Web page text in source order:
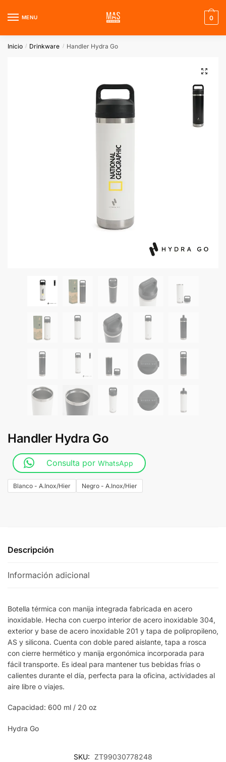
MENU 0
Inicio / Drinkware / Handler Hydra Go
🔍
Handler Hydra Go
Consulta por WhatsApp
Blanco - A.Inox/Hier Negro - A.Inox/Hier
Descripción
Información adicional
Botella térmica con manija integrada fabricada en acero
inoxidable. Hecha con cuerpo interior de acero inoxidable 304,
exterior y base de acero inoxidable 201 y tapa de polipropileno,
AS y silicona. Cuenta con doble pared aislante, tapa a rosca
con cierre hermético y manija ergonómica incorporada para
fácil transporte. Es ideal para mantener tus bebidas frías o
calientes durante el día, perfecta para la oficina, actividades al
aire libre o viajes.
Capacidad: 600 ml / 20 oz
Hydra Go
SKU: ZT99030778248